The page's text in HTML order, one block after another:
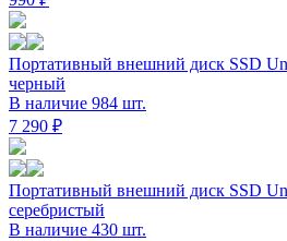
Портативный внешний диск SSD
черный
В наличие 984 шт.
7 290 ₽
Портативный внешний диск SSD
серебристый
В наличие 430 шт.